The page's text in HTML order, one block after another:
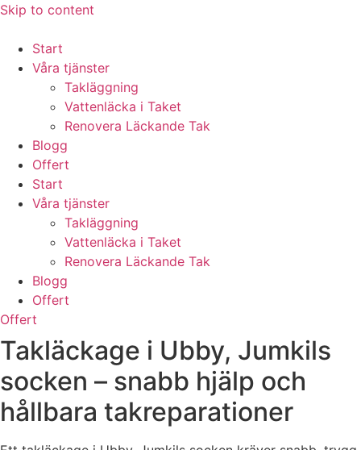
Skip to content
Start
Våra tjänster
Takläggning
Vattenläcka i Taket
Renovera Läckande Tak
Blogg
Offert
Start
Våra tjänster
Takläggning
Vattenläcka i Taket
Renovera Läckande Tak
Blogg
Offert
Offert
Takläckage i Ubby, Jumkils
socken – snabb hjälp och
hållbara takreparationer